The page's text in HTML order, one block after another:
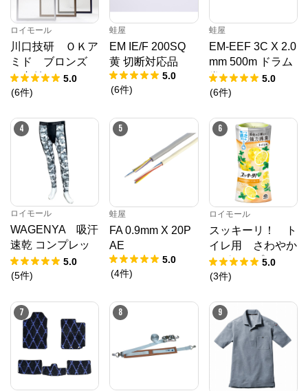
ロイモール
川口技研 ＯＫア
ミド ブロンズ
（内付） １９－
６０
5.0
(6件)
蛙屋
EM IE/F 200SQ
黄 切断対応品
5.0
(6件)
蛙屋
EM-EEF 3C X 2.0
mm 500m ドラム
巻
5.0
(6件)
4
ロイモール
WAGENYA 吸汗
速乾 コンプレッ
ション スパッ
ツ 白カモフラ
5.0
(5件)
5
蛙屋
FA 0.9mm X 20P
AE
5.0
(4件)
6
ロイモール
スッキーリ！ ト
イレ用 さわやか
なグレープフルー
ツの香り ４００
5.0
(3件)
7 8 9